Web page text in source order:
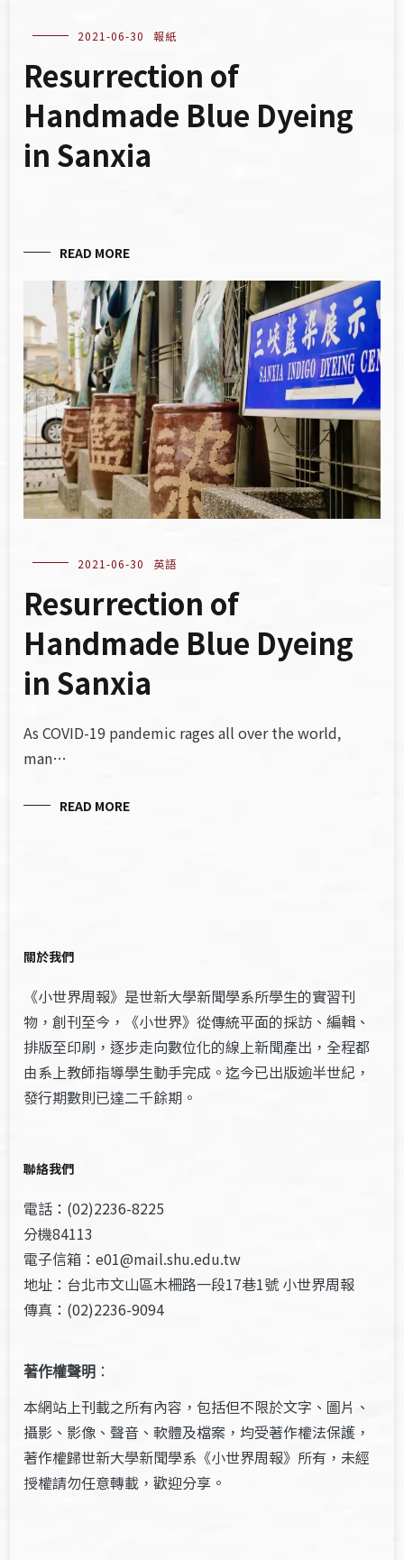
2021-06-30 報紙
Resurrection of
Handmade Blue Dyeing
in Sanxia
READ MORE
2021-06-30 英語
Resurrection of
Handmade Blue Dyeing
in Sanxia
As COVID-19 pandemic rages all over the world,
man…
READ MORE
關於我們
《小世界周報》是世新大學新聞學系所學生的實習刊
物，創刊至今，《小世界》從傳統平面的採訪、編輯、
排版至印刷，逐步走向數位化的線上新聞產出，全程都
由系上教師指導學生動手完成。迄今已出版逾半世紀，
發行期數則已達二千餘期。
聯絡我們
電話：(02)2236-8225
分機84113
電子信箱：e01@mail.shu.edu.tw
地址：台北市文山區木柵路一段17巷1號 小世界周報
傳真：(02)2236-9094
著作權聲明 ：
本網站上刊載之所有內容，包括但不限於文字、圖片、
攝影、影像、聲音、軟體及檔案，均受著作權法保護，
著作權歸世新大學新聞學系《小世界周報》所有，未經
授權請勿任意轉載，歡迎分享。